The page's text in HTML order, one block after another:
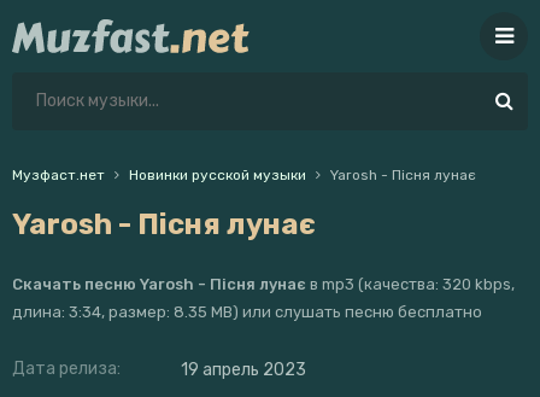
Музфаст.нет Новинки русской музыки Yarosh - Пісня лунає
Yarosh - Пісня лунає
Скачать песню Yarosh - Пісня лунає в mp3 (качества: 320 kbps,
длина: 3:34, размер: 8.35 MB) или слушать песню бесплатно
Дата релиза:
19 апрель 2023